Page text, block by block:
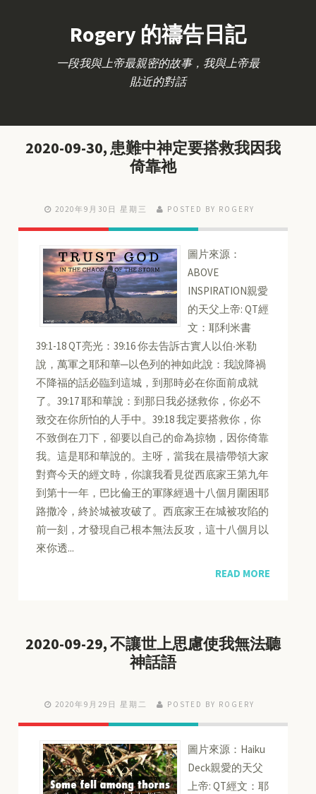
Rogery 的禱告日記
一段我與上帝最親密的故事，我與上帝最
貼近的對話
2020-09-30, 患難中神定要搭救我因我
倚靠祂
2020年9月30日 星期三 POSTED BY ROGERY
圖片來源：
ABOVE
INSPIRATION親愛
的天父上帝: QT經
文：耶利米書
39:1-18 QT亮光：39:16 你去告訴古實人以伯‧米勒
說，萬軍之耶和華─以色列的神如此說：我說降禍
不降福的話必臨到這城，到那時必在你面前成就
了。39:17 耶和華說：到那日我必拯救你，你必不
致交在你所怕的人手中。39:18 我定要搭救你，你
不致倒在刀下，卻要以自己的命為掠物，因你倚靠
我。這是耶和華說的。主呀，當我在晨禱帶領大家
對齊今天的經文時，你讓我看見從西底家王第九年
到第十一年，巴比倫王的軍隊經過十八個月圍困耶
路撒冷，終於城被攻破了。西底家王在城被攻陷的
前一刻，才發現自己根本無法反攻，這十八個月以
來你透...
READ MORE
2020-09-29, 不讓世上思慮使我無法聽
神話語
2020年9月29日 星期二 POSTED BY ROGERY
圖片來源：Haiku
Deck親愛的天父
上帝: QT經文：耶